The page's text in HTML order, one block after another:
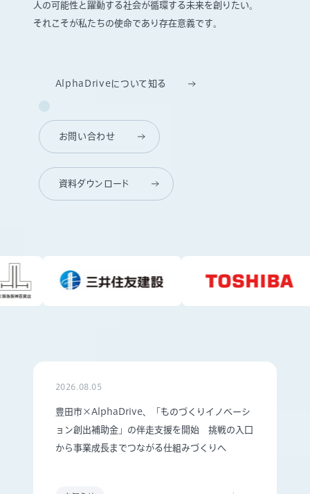
人の可能性と躍動する社会が循環する未来を創りたい。
それこそが私たちの使命であり存在意義です。
AlphaDriveについて知る
お問い合わせ
資料ダウンロード
2026.08.05
豊田市×AlphaDrive、「ものづくりイノベーシ
ョン創出補助金」の伴走支援を開始 挑戦の入口
から事業成長までつながる仕組みづくりへ